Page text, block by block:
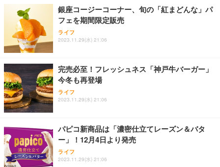
銀座コージーコーナー、旬の「紅まどんな」パ
フェを期間限定販売
ライフ
2023.11.29(水) 21:06
完売必至！フレッシュネス「神戸牛バーガー」
今冬も再登場
ライフ
2023.11.29(水) 21:06
パピコ新商品は「濃密仕立てレーズン＆バタ
ー」！12月4日より発売
ライフ
2023.11.29(水) 21:06